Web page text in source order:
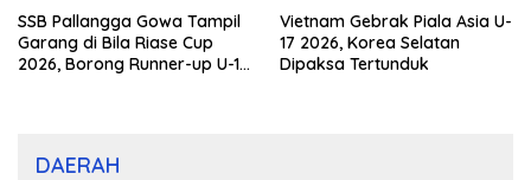
SSB Pallangga Gowa Tampil
Garang di Bila Riase Cup
2026, Borong Runner-up U-10
Vietnam Gebrak Piala Asia U-
17 2026, Korea Selatan
Dipaksa Tertunduk
DAERAH